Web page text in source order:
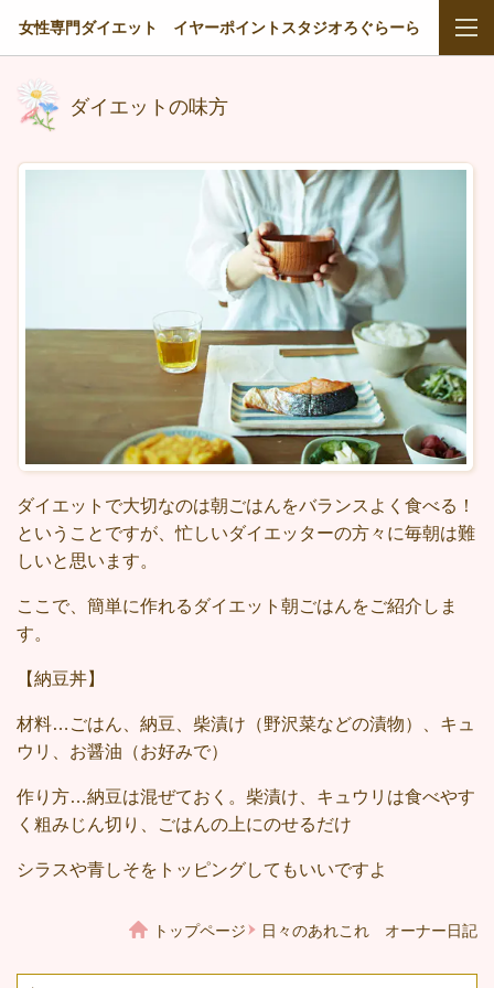
女性専門ダイエット イヤーポイントスタジオろぐらーら
ダイエットの味方
ダイエットで大切なのは朝ごはんをバランスよく食べる！
ということですが、忙しいダイエッターの方々に毎朝は難
しいと思います。
ここで、簡単に作れるダイエット朝ごはんをご紹介しま
す。
【納豆丼】
材料…ごはん、納豆、柴漬け（野沢菜などの漬物）、キュ
ウリ、お醤油（お好みで）
作り方…納豆は混ぜておく。柴漬け、キュウリは食べやす
く粗みじん切り、ごはんの上にのせるだけ
シラスや青しそをトッピングしてもいいですよ
トップページ 日々のあれこれ オーナー日記